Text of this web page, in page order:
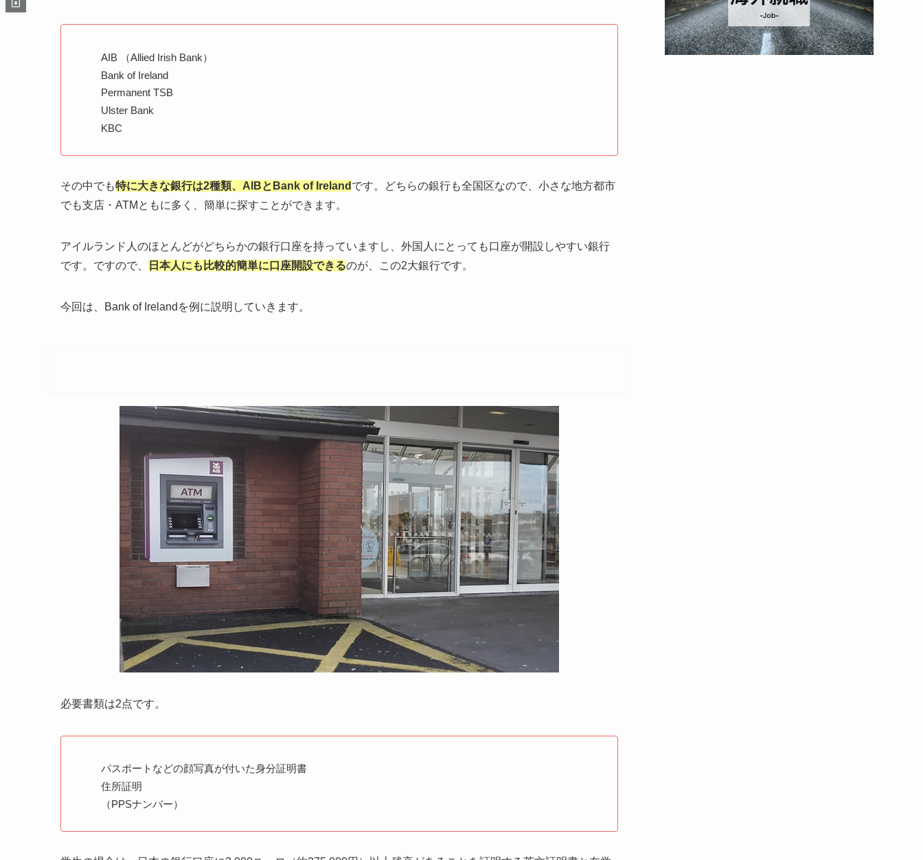
AIB （Allied Irish Bank）
Bank of Ireland
Permanent TSB
Ulster Bank
KBC
その中でも特に大きな銀行は2種類、AIBとBank of Ireland です。どちらの銀行も全国区なので、小さな地方都市
でも支店・ATMともに多く、簡単に探すことができます。
アイルランド人のほとんどがどちらかの銀行口座を持っていますし、外国人にとっても口座が開設しやすい銀行
です。ですので、
日本人にも比較的簡単に口座開設できるのが、この2大銀行です。
今回は、Bank of Irelandを例に説明していきます。
必要書類は2点です。
パスポートなどの顔写真が付いた身分証明書
住所証明
（PPSナンバー）